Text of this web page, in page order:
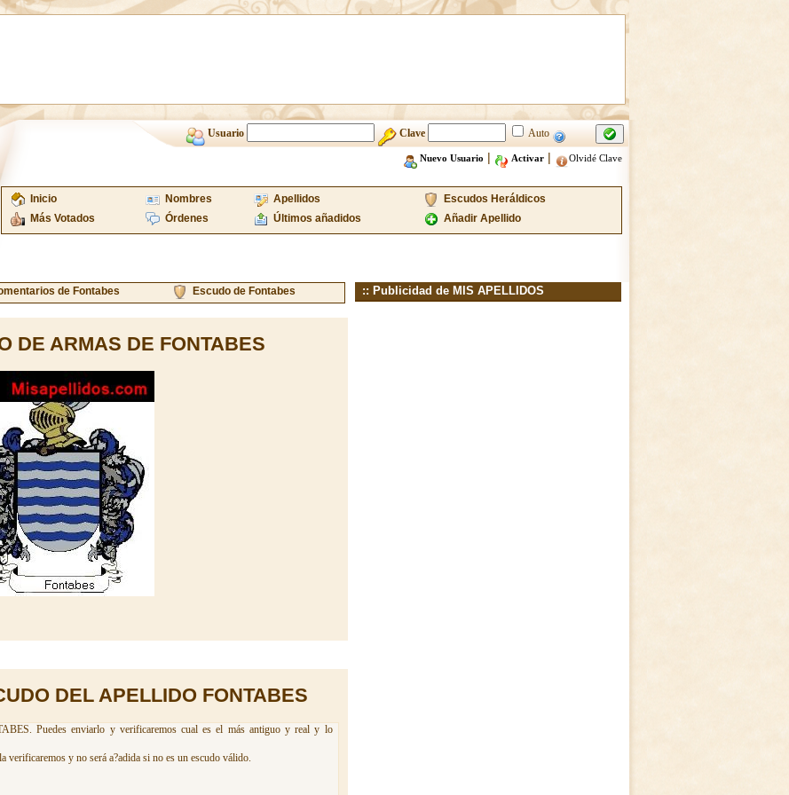
Usuario Clave Auto
Nuevo Usuario | Activar| Olvidé Clave
Inicio Nombres Apellidos
Escudos Heráldicos
Más Votados
Órdenes Últimos añadidos Añadir Apellido
de Fontabes Escudo de Fontabes
DE ARMAS DE FONTABES
DEL APELLIDO FONTABES
Puedes enviarlo y verificaremos cual es el más antiguo y real y lo
verificaremos y no será a?adida si no es un escudo válido.
:: Publicidad de MIS APELLIDOS